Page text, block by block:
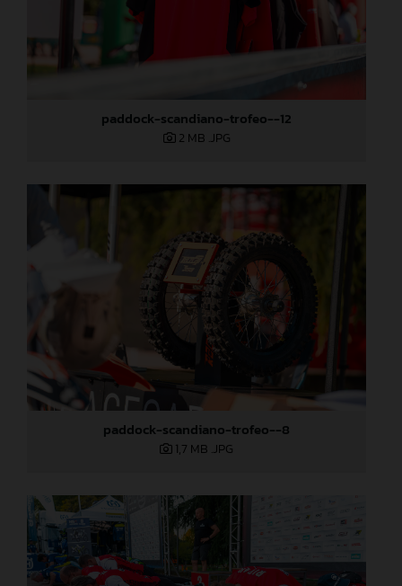
paddock-scandiano-trofeo--12
2 MB .JPG
paddock-scandiano-trofeo--8
1,7 MB .JPG